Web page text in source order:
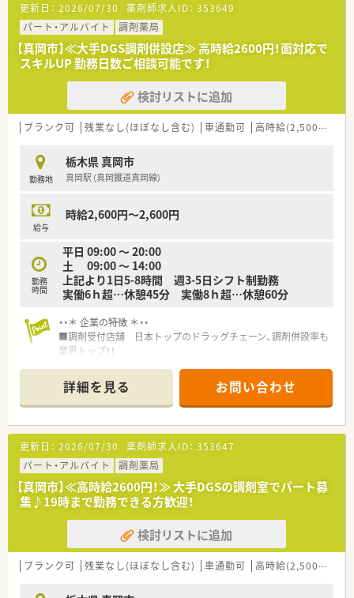
<企業の特徴>
■医療機器販売を主力事業とし、平成30年より調剤薬局の運営
も開始しております。
■医師の開業支援・コンサルティングも行っており、開業エリア
選定から医療機器の納品までトータルサポートを行っておりま
す。
■調剤薬局部門は店舗拡大も視野に入れており、信頼関係があり
協力体制の取れる医療機関との出店を目標に安定経営を目指し
ております。
<こんな方へおススメ>
■地域密着の薬局で腰を据えて働きたい方
■子育てと仕事の両立を目指すも勤務曜日・時間に限りのある方
更新日： 2026/07/30 薬剤師求人ID： 353649
パート・アルバイト
調剤薬局
【真岡市】≪大手DGS調剤併設店≫ 高時給2600円！面対応で
スキルUP 勤務日数ご相談可能です！
検討リストに追加
ブランク可 残業なし(ほぼなし含む) 車通勤可 高時給(2,500円以上)
勤務地
栃木県 真岡市
真岡駅 (真岡鐵道真岡線)
給与
時給2,600円～2,600円
勤務
時間
平日 09:00 ～ 20:00
土 09:00 ～ 14:00
上記より1日5-8時間 週3-5日シフト制勤務
実働6ｈ超…休憩45分 実働8ｈ超…休憩60分
・・＊ 企業の特徴 ＊・・
■調剤受付店舗 日本トップのドラッグチェーン、調剤併設率も
業界トップ！！
ルスケアの担い手として、かかりつけ薬局、健康サポート薬局な
ど、地域医療への貢献に挑戦し続けます。
近い将来、全店舗調剤併設化にできるよう積極的に推進していき
ます。
■教育・研修制度
職種や職域に合わせ、豊富な社内研修や外部組織と連携した研修
を用意しています。
■福利厚生・手当
No.1企業として、長く働ける職場環境を創っていきます！
詳細を見る お問い合わせ
更新日： 2026/07/30 薬剤師求人ID： 353647
パート・アルバイト
調剤薬局
【真岡市】≪高時給2600円！≫ 大手DGSの調剤室でパート募
集♪19時まで勤務できる方歓迎！
検討リストに追加
ブランク可 残業なし(ほぼなし含む) 車通勤可 高時給(2,500円以上)